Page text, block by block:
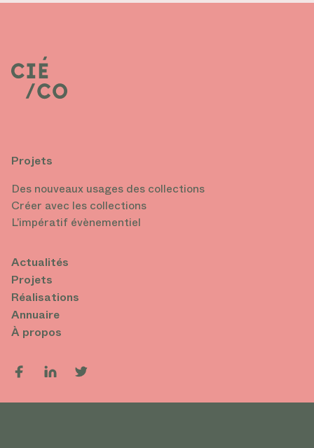
Projets
Des nouveaux usages des collections
Créer avec les collections
L’impératif évènementiel
Actualités
Projets
Réalisations
Annuaire
À propos